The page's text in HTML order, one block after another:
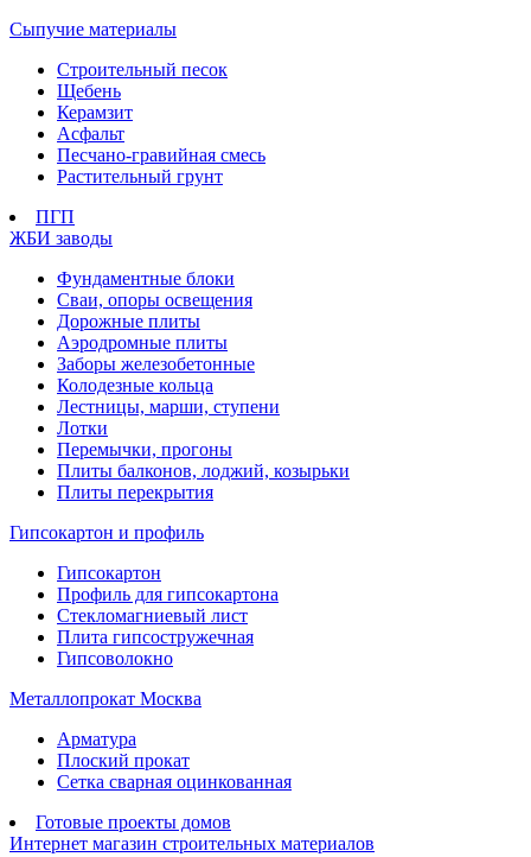
Сыпучие материалы
Строительный песок
Щебень
Керамзит
Асфальт
Песчано-гравийная смесь
Растительный грунт
ПГП
ЖБИ заводы
Фундаментные блоки
Сваи, опоры освещения
Дорожные плиты
Аэродромные плиты
Заборы железобетонные
Колодезные кольца
Лестницы, марши, ступени
Лотки
Перемычки, прогоны
Плиты балконов, лоджий, козырьки
Плиты перекрытия
Гипсокартон и профиль
Гипсокартон
Профиль для гипсокартона
Стекломагниевый лист
Плита гипсостружечная
Гипсоволокно
Металлопрокат Москва
Арматура
Плоский прокат
Сетка сварная оцинкованная
Готовые проекты домов
Интернет магазин строительных материалов